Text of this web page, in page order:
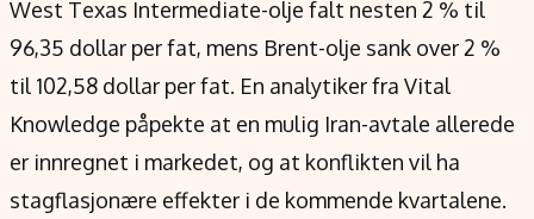
West Texas Intermediate-olje falt nesten 2 % til
96,35 dollar per fat, mens Brent-olje sank over 2 %
til 102,58 dollar per fat. En analytiker fra Vital
Knowledge påpekte at en mulig Iran-avtale allerede
er innregnet i markedet, og at konflikten vil ha
stagflasjonære effekter i de kommende kvartalene.